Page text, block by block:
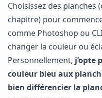
Choisissez des planches
chapitre) pour
comme Photoshop ou
changer la couleur ou
Personnellement, j’opte
couleur bleu aux
bien différencier la